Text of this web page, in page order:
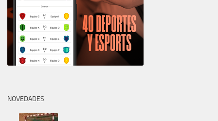
NOVEDADES